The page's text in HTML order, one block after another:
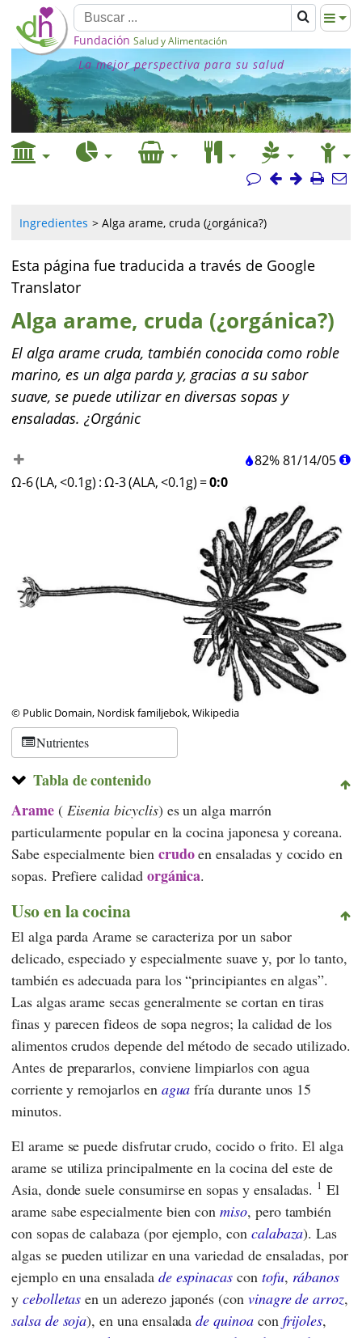
Fundación Salud y Alimentación
La mejor perspectiva para su salud
Ingredientes Alga arame, cruda (¿orgánica?)
Esta página fue traducida a través de Google
Translator
Alga arame, cruda (¿orgánica?)
El alga arame cruda, también conocida como roble
marino, es un alga parda y, gracias a su sabor
suave, se puede utilizar en diversas sopas y
ensaladas. ¿Orgánic
82%81/14/05
Ω-6 (LA, <0.1g) :Ω-3 (ALA, <0.1g) =0:0
© Public Domain, Nordisk familjebok, Wikipedia
Nutrientes
Tabla de contenido
Arame( Eisenia bicyclis) es un alga marrón
particularmente popular en la cocina japonesa y coreana.
Sabe especialmente bien crudoen ensaladas y cocido en
sopas. Prefiere calidad orgánica.
Uso en la cocina
El alga parda Arame se caracteriza por un sabor
delicado, especiado y especialmente suave y, por lo tanto,
también es adecuada para los “principiantes en algas”.
Las algas arame secas generalmente se cortan en tiras
finas y parecen fideos de sopa negros; la calidad de los
alimentos crudos depende del método de secado utilizado.
Antes de prepararlos, conviene limpiarlos con agua
corriente y remojarlos en agua fría durante unos 15
minutos.
El arame se puede disfrutar crudo, cocido o frito. El alga
arame se utiliza principalmente en la cocina del este de
Asia, donde suele consumirse en sopas y ensaladas. 1 El
arame sabe especialmente bien conmiso, pero también
con sopas de calabaza (por ejemplo, con calabaza). Las
algas se pueden utilizar en una variedad de ensaladas, por
ejemplo en una ensalada de espinacas con tofu, rábanos
y cebolletas en un aderezo japonés (con vinagre de arroz,
salsa de soja), en una ensaladade quinoacon frijoles,